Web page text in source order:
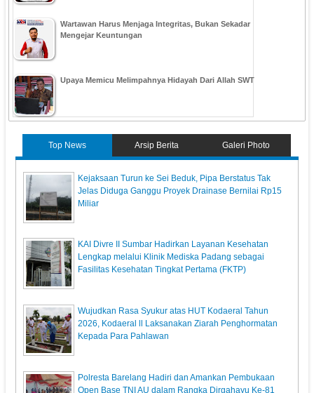
Wartawan Harus Menjaga Integritas, Bukan Sekadar
Mengejar Keuntungan
Upaya Memicu Melimpahnya Hidayah Dari Allah SWT
Top News Arsip Berita Galeri Photo
Kejaksaan Turun ke Sei Beduk, Pipa Berstatus Tak
Jelas Diduga Ganggu Proyek Drainase Bernilai Rp15
Miliar
KAI Divre II Sumbar Hadirkan Layanan Kesehatan
Lengkap melalui Klinik Mediska Padang sebagai
Fasilitas Kesehatan Tingkat Pertama (FKTP)
Wujudkan Rasa Syukur atas HUT Kodaeral Tahun
2026, Kodaeral ll Laksanakan Ziarah Penghormatan
Kepada Para Pahlawan
Polresta Barelang Hadiri dan Amankan Pembukaan
Open Base TNI AU dalam Rangka Dirgahayu Ke-81